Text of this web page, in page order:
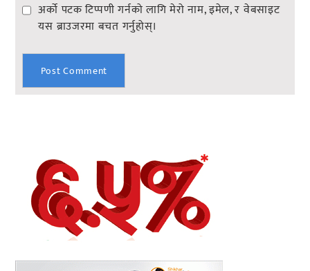
अर्को पटक टिप्पणी गर्नको लागि मेरो नाम, इमेल, र वेबसाइट
यस ब्राउजरमा बचत गर्नुहोस्।